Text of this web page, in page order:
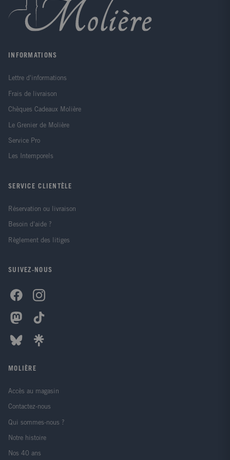
INFORMATIONS
Lettre d'informations
Frais de livraison
Chèques Cadeaux Molière
Le Grenier de Molière
Service Pro
Les Intemporels
SERVICE CLIENTÈLE
Réservation ou livraison
Besoin d'aide ?
Règlement des litiges
SUIVEZ-NOUS
MOLIÈRE
Accès au magasin
Contactez-nous
Qui sommes-nous ?
Notre histoire
Nos 40 ans